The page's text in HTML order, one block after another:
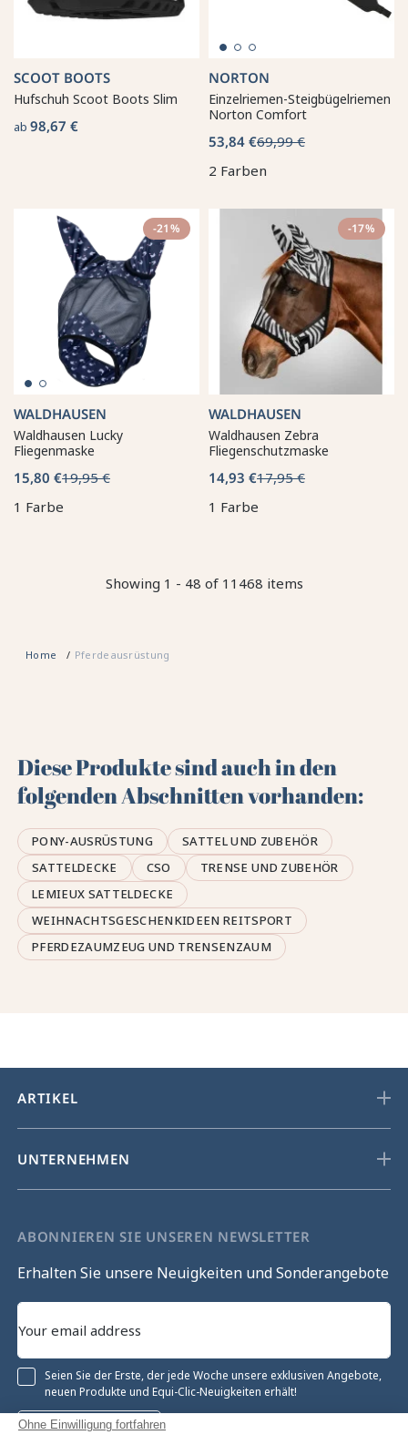
Ohne Einwilligung fortfahren
SCOOT BOOTS
Hufschuh Scoot Boots Slim
ab 98,67 €
NORTON
Einzelriemen-Steigbügelriemen
Norton Comfort
53,84 €69,99 €
2 Farben
-21%
WALDHAUSEN
Waldhausen Lucky
Fliegenmaske
15,80 €19,95 €
1 Farbe
-17%
WALDHAUSEN
Waldhausen Zebra
Fliegenschutzmaske
14,93 €17,95 €
1 Farbe
Showing 1 - 48 of 11468 items
Home Pferdeausrüstung
Diese Produkte sind auch in den
folgenden Abschnitten vorhanden:
PONY-AUSRÜSTUNG
SATTEL UND ZUBEHÖR
SATTELDECKE
CSO
TRENSE UND ZUBEHÖR
LEMIEUX SATTELDECKE
WEIHNACHTSGESCHENKIDEEN REITSPORT
PFERDEZAUMZEUG UND TRENSENZAUM
ARTIKEL
UNTERNEHMEN
ABONNIEREN SIE UNSEREN NEWSLETTER
Erhalten Sie unsere Neuigkeiten und Sonderangebote
Seien Sie der Erste, der jede Woche unsere exklusiven Angebote,
neuen Produkte und Equi-Clic-Neuigkeiten erhält!